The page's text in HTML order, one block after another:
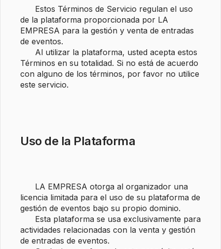
de la plataforma proporcionada por LA
EMPRESA para la gestión y venta de entradas
de eventos.
Términos en su totalidad. Si no está de acuerdo
con alguno de los términos, por favor no utilice
este servicio.
Uso de la Plataforma
licencia limitada para el uso de su plataforma de
gestión de eventos bajo su propio dominio.
actividades relacionadas con la venta y gestión
de entradas de eventos.